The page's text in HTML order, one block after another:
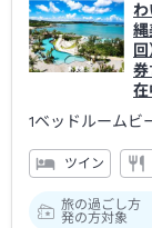
わ
縄
在
1ベッドルームビ
ツイン
旅の過ごし方
発の方対象